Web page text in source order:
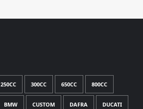
250CC 300CC 650CC 800CC
BMW CUSTOM DAFRA DUCATI